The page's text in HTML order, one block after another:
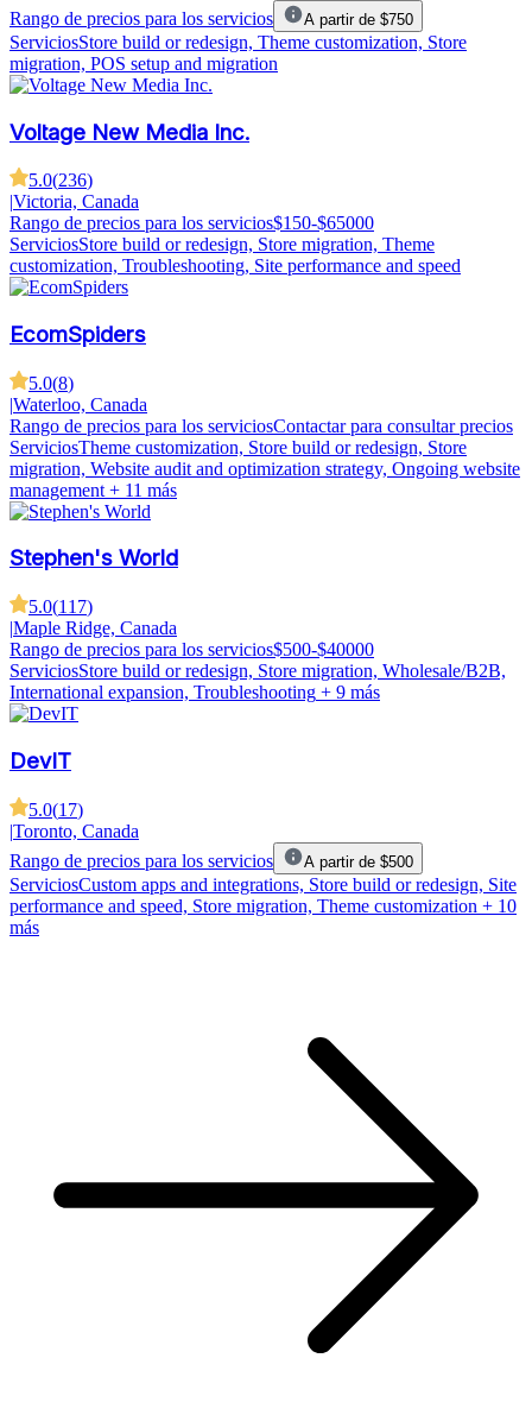
Rango de precios para los servicios
A partir de $750
ServiciosStore build or redesign, Theme customization, Store
migration, POS setup and migration
Voltage New Media Inc.
5.0(236)
|Victoria, Canada
Rango de precios para los servicios$150-$65000
ServiciosStore build or redesign, Store migration, Theme
customization, Troubleshooting, Site performance and speed
EcomSpiders
5.0(8)
|Waterloo, Canada
Rango de precios para los serviciosContactar para consultar precios
ServiciosTheme customization, Store build or redesign, Store
migration, Website audit and optimization strategy, Ongoing website
management + 11 más
Stephen's World
5.0(117)
|Maple Ridge, Canada
Rango de precios para los servicios$500-$40000
ServiciosStore build or redesign, Store migration, Wholesale/B2B,
International expansion, Troubleshooting + 9 más
DevIT
5.0(17)
|Toronto, Canada
Rango de precios para los servicios
A partir de $500
ServiciosCustom apps and integrations, Store build or redesign, Site
performance and speed, Store migration, Theme customization + 10
más